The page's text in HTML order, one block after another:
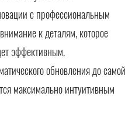
с профессиональным
к деталям, которое
эффективным.
обновления до самой
максимально интуитивным